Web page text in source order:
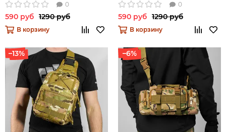
0
590 руб 1290 руб
В корзину
0
590 руб 1290 руб
В корзину
–13% –6%